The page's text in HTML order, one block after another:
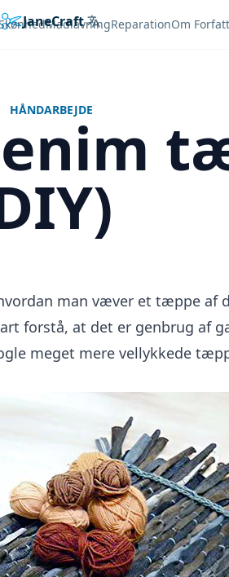
JaneCraft Languages
MadlavningReparationOm
HÅNDARBEJDE
man væver et tæppe af
forstå, at det er genbrug af
meget mere vellykkede